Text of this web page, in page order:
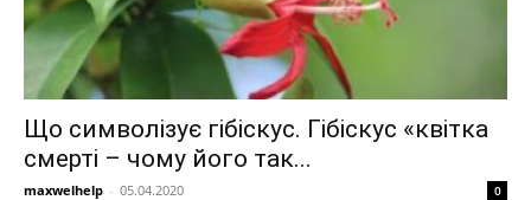
Що символізує гібіскус. Гібіскус «квітка
смерті – чому його так...
maxwelhelp - 05.04.2020 0